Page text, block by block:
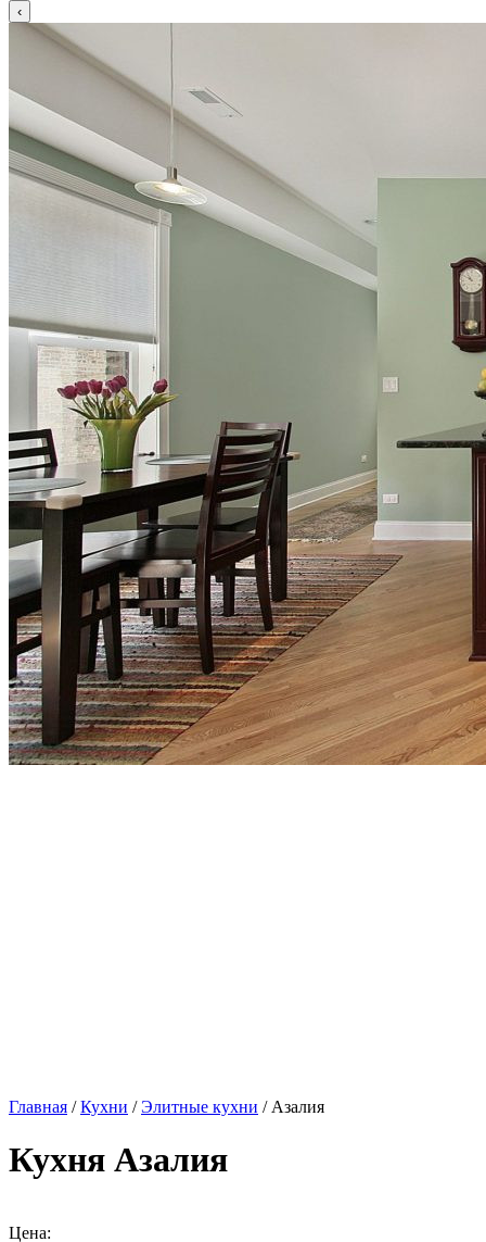
Главная /Кухни /Элитные кухни / Азалия
Кухня Азалия
Цена: